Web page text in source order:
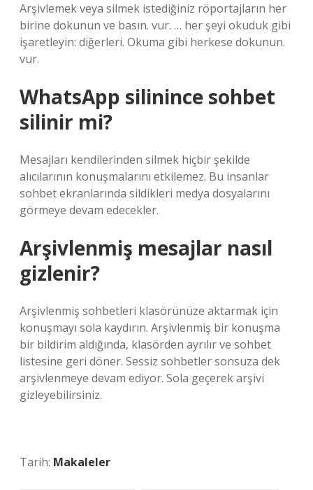
Arşivlemek veya silmek istediğiniz röportajların her
birine dokunun ve basın. vur. … her şeyi okuduk gibi
işaretleyin: diğerleri. Okuma gibi herkese dokunun.
vur.
WhatsApp silinince sohbet
silinir mi?
Mesajları kendilerinden silmek hiçbir şekilde
alıcılarının konuşmalarını etkilemez. Bu insanlar
sohbet ekranlarında sildikleri medya dosyalarını
görmeye devam edecekler.
Arşivlenmiş mesajlar nasıl
gizlenir?
Arşivlenmiş sohbetleri klasörünüze aktarmak için
konuşmayı sola kaydırın. Arşivlenmiş bir konuşma
bir bildirim aldığında, klasörden ayrılır ve sohbet
listesine geri döner. Sessiz sohbetler sonsuza dek
arşivlenmeye devam ediyor. Sola geçerek arşivi
gizleyebilirsiniz.
Tarih: Makaleler